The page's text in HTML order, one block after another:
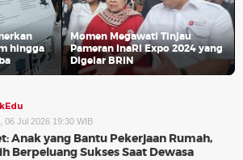
hingga
Momen Megawati Tinjau
Pameran InaRI Expo 2024 yang
Digelar BRIN
06 Jul 2026 19:30 WIB
Anak yang Bantu Pekerjaan Rumah,
Berpeluang Sukses Saat Dewasa